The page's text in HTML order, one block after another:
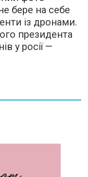
бере на себе
із дронами.
президента
у росії —